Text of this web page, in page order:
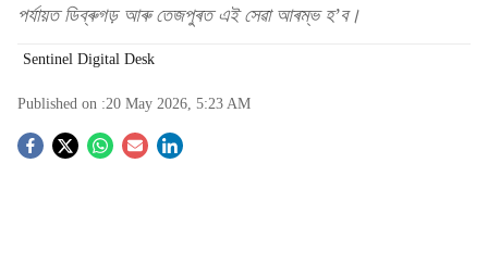
পৰ্যায়ত ডিব্ৰুগড় আৰু তেজপুৰত এই সেৱা আৰম্ভ হ’ব।
Sentinel Digital Desk
Published on :20 May 2026, 5:23 AM
S